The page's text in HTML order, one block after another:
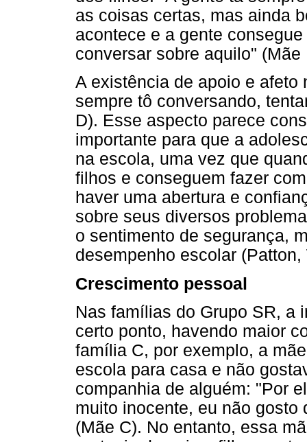
as coisas certas, mas ainda
acontece e a gente
conversar sobre aquilo" (Mãe
A existência de apoio e
sempre tô conversando,
D). Esse aspecto parece
importante para que a
na escola, uma vez que
filhos e conseguem fazer
haver uma abertura e
sobre seus diversos
o sentimento de segurança,
desempenho escolar
Crescimento pessoal
Nas famílias do Grupo SR, a
certo ponto, havendo maior
família C, por exemplo, a
escola para casa e não
companhia de alguém: "Por
muito inocente, eu não
(Mãe C). No entanto, essa